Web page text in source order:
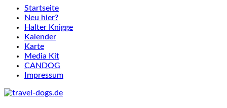
Startseite
Neu hier?
Halter Knigge
Kalender
Karte
Media Kit
CANDOG
Impressum